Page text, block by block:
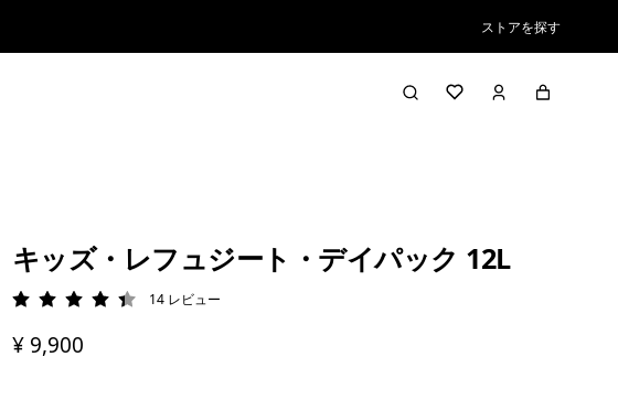
ストアを探す
キッズ・レフュジート・デイパック 12L
評価: 4.4 / 5
14 レビュー
¥ 9,900